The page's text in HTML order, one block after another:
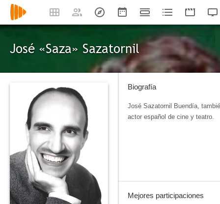
José «Saza» Sazatornil
Biografía
José Sazatornil Buendía,
actor español de cine y teatro.
Mejores participaciones